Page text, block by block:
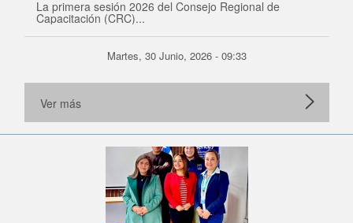
La primera sesión 2026 del Consejo Regional de
Capacitación (CRC)...
Martes, 30 Junio, 2026 - 09:33
Ver más